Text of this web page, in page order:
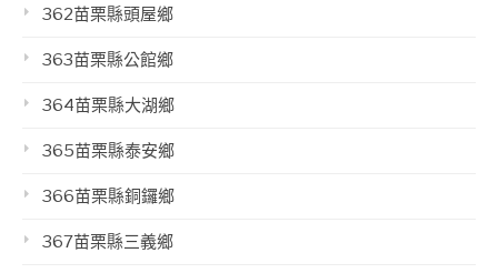
362苗栗縣頭屋鄉
363苗栗縣公館鄉
364苗栗縣大湖鄉
365苗栗縣泰安鄉
366苗栗縣銅鑼鄉
367苗栗縣三義鄉